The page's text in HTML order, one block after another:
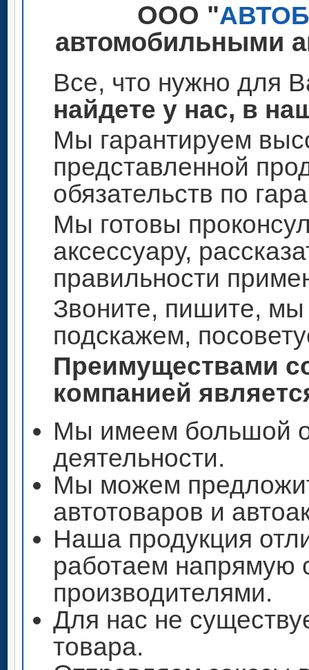
ООО "
автомобильными
Все, что нужно для
найдете у нас, в
Мы гарантируем
представленной
обязательств по
Мы готовы
аксессуару,
правильности
Звоните, пишите, мы
подскажем,
Преимуществами
компанией
Мы имеем большой
деятельности.
Мы можем
автотоваров и
Наша продукция
работаем напрямую
производителями.
Для нас не
товара.